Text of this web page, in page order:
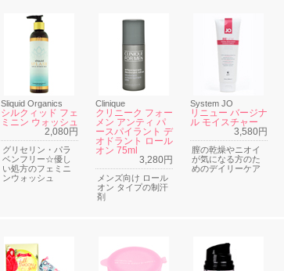
Sliquid Organics
シルクィッド フェ
ミニン ウォッシュ
2,080円
グリセリン・パラ
ベンフリー☆優し
い処方のフェミニ
ンウォッシュ
Clinique
クリニーク フォー
メン アンティ パ
ースパイラント デ
オドラント ロール
オン 75ml
3,280円
メンズ向け ロール
オン タイプの制汗
剤
System JO
リニュー バージナ
ル モイスチャー
3,580円
膣の乾燥やニオイ
が気になる方のた
めのデイリーケア